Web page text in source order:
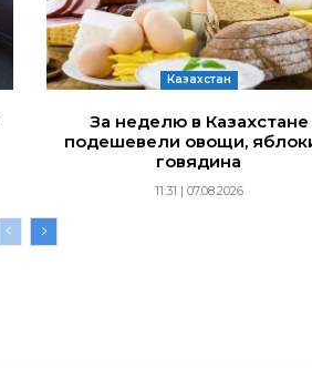
Казахстан
За неделю в Казахстане
подешевели овощи,
говядина
11:31 | 07.08.2026